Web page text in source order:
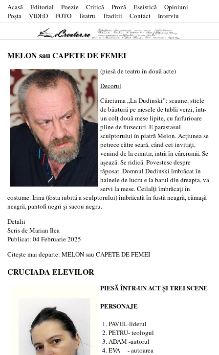
Acasă Editorial Poezie Critică Proză Eseistică
Opiniuni
Poşta
VIDEO FOTO Teatru Traditii Contact Interviu
MELON sau CAPETE DE FEMEI
(piesă de teatru în două acte)
Decorul
Cârciuma „La Dudinski”: scaune, sticle
de băutură pe mesele de tablă verzi, într-
un colţ două mese lipite, cu farfurioare
pline de fursecuri. E parastasul
sculptorului în piatră Melon. Acţiunea se
petrece către seară, când cei invitaţi,
venind de la cimitir, intră în cârciumă. Se
aşează. Se ridică. Povestesc despre
răposat. Domnul Dudinski îmbrăcat în
hainele de lucru e la barul din dreapta, va
servi la mese. Ceilalţi îmbrăcaţi în
costume. Irina (fosta iubită a sculptorului) îmbrăcată în fustă neagră, cămaşă
neagră, pantofi negri şi sacou negru.
Detalii
Scris deMarian Ilea
Publicat: 04 Februarie 2025
Citește mai departe: MELON sau CAPETE DE FEMEI
CRUCIADA ELEVILOR
PIESĂ ÎNTR-UN ACT ȘI TREI SCENE
PERSONAJE
1. PAVEL-liderul
2. PETRU- teologul
3. ADAM -autorul
4. EVA - autoarea